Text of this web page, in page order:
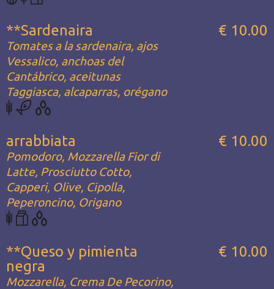
**Sardenaira
Tomates a la sardenaira, ajos
Vessalico, anchoas del
Cantábrico, aceitunas
Taggiasca, alcaparras, orégano
€ 10.00
arrabbiata
Pomodoro, Mozzarella Fior di
Latte, Prosciutto Cotto,
Capperi, Olive, Cipolla,
Peperoncino, Origano
€ 10.00
**Queso y pimienta
negra
Mozzarella, Crema De Pecorino,
€ 10.00